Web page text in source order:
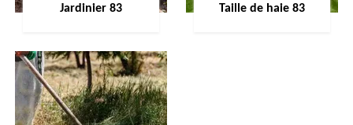
Jardinier 83 Taille de haie 83